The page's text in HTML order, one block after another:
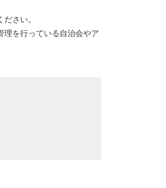
さい。
理を行っている自治会やア